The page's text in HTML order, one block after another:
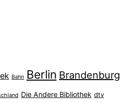
Bahn Berlin Brandenburg
Die Andere Bibliothek dtv